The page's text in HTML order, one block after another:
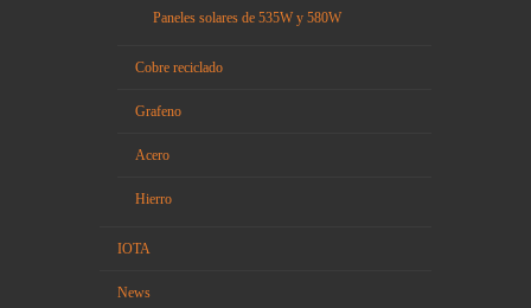
Paneles solares de 535W y 580W
Cobre reciclado
Grafeno
Acero
Hierro
IOTA
News